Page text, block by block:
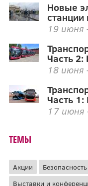
Новые
станции
19
Часть
18
Часть
17
ТЕМЫ
Акции Безопасность
Выставки и